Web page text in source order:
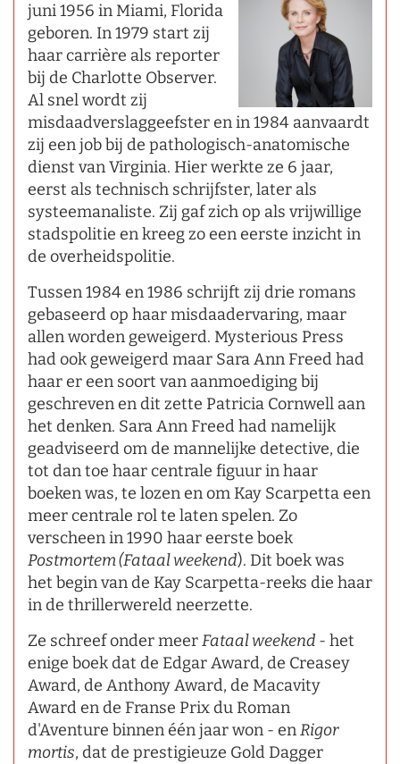
juni 1956 in Miami, Florida
geboren. In 1979 start zij
haar carrière als reporter
bij de Charlotte Observer.
Al snel wordt zij
misdaadverslaggeefster en in 1984 aanvaardt
zij een job bij de pathologisch-anatomische
dienst van Virginia. Hier werkte ze 6 jaar,
eerst als technisch schrijfster, later als
systeemanaliste. Zij gaf zich op als vrijwillige
stadspolitie en kreeg zo een eerste inzicht in
de overheidspolitie.
Tussen 1984 en 1986 schrijft zij drie romans
gebaseerd op haar misdaadervaring, maar
allen worden geweigerd. Mysterious Press
had ook geweigerd maar Sara Ann Freed had
haar er een soort van aanmoediging bij
geschreven en dit zette Patricia Cornwell aan
het denken. Sara Ann Freed had namelijk
geadviseerd om de mannelijke detective, die
tot dan toe haar centrale figuur in haar
boeken was, te lozen en om Kay Scarpetta een
meer centrale rol te laten spelen. Zo
verscheen in 1990 haar eerste boek
Postmortem (Fataal weekend). Dit boek was
het begin van de Kay Scarpetta-reeks die haar
in de thrillerwereld neerzette.
Ze schreef onder meerFataal weekend - het
enige boek dat de Edgar Award, de Creasey
Award, de Anthony Award, de Macavity
Award en de Franse Prix du Roman
d'Aventure binnen één jaar won - enRigor
mortis, dat de prestigieuze Gold Dagger